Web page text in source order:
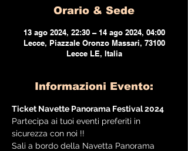
Orario & Sede
13 ago 2024, 22:30 – 14 ago 2024, 04:00
Lecce, Piazzale Oronzo Massari, 73100
Lecce LE, Italia
Informazioni Evento:
Ticket Navette Panorama Festival 2024
Partecipa ai tuoi eventi preferiti in
sicurezza con noi !!
Sali a bordo della Navetta Panorama